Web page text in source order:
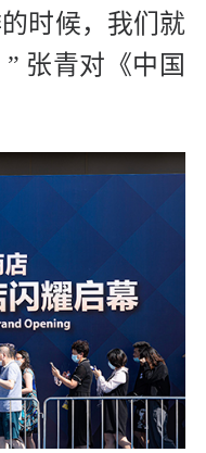
时候，我们就
张青对《中国